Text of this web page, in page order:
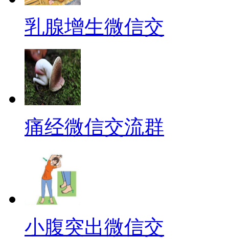
乳腺增生微信交
痛经微信交流群
小腹突出微信交